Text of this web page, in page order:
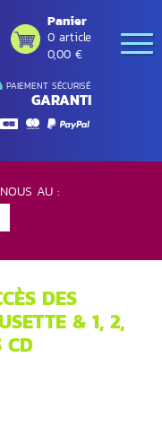
PAIEMENT SÉCURISÉ
GARANTI
Panier
0 article
0,00 €
AU :
DES
& 1, 2,
CD